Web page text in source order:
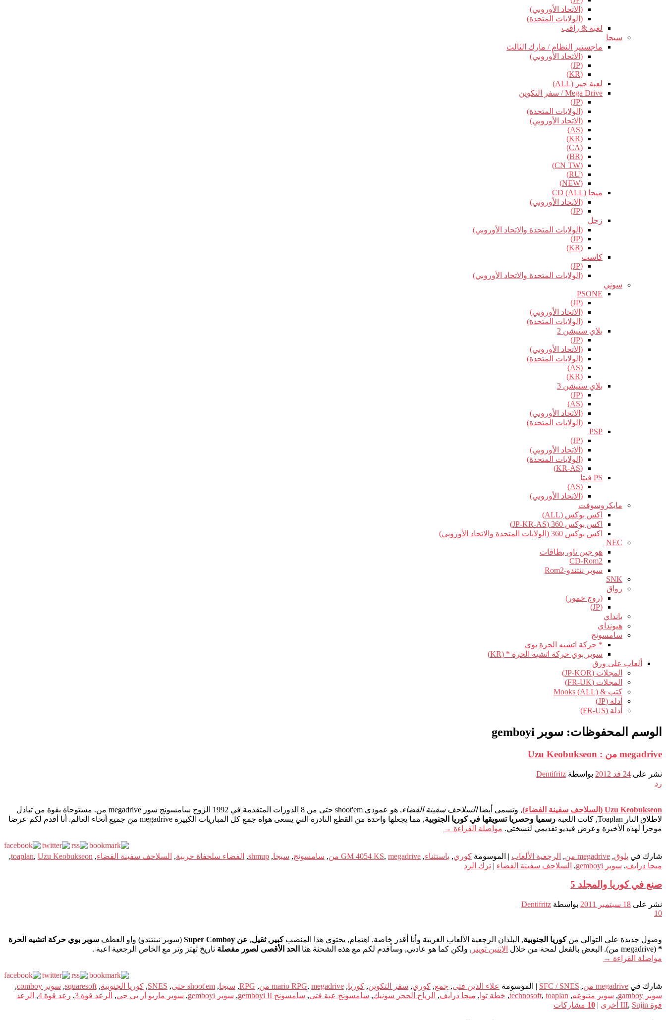
(الاتحاد الأوروبي)
(الولايات المتحدة)
لعبة & راقب
سيجا
ماجستير النظام / مارك الثالث
(الاتحاد الأوروبي)
(JP)
(KR)
لعبة جير (ALL)
Mega Drive / سفر التكوين
(JP)
(الولايات المتحدة)
(الاتحاد الأوروبي)
(AS)
(KR)
(CA)
(BR)
(CN TW)
(RU)
(NEW)
ميجا CD (ALL)
(الاتحاد الأوروبي)
(JP)
زحل
(الولايات المتحدة والاتحاد الأوروبي)
(JP)
(KR)
كاست
(JP)
(الولايات المتحدة والاتحاد الأوروبي)
سوني
PSONE
(JP)
(الاتحاد الأوروبي)
(الولايات المتحدة)
بلاي ستيشن 2
(JP)
(الاتحاد الأوروبي)
(الولايات المتحدة)
(AS)
(KR)
بلاي ستيشن 3
(JP)
(AS)
(الاتحاد الأوروبي)
(الولايات المتحدة)
PSP
(JP)
(الاتحاد الأوروبي)
(الولايات المتحدة)
(KR-AS)
PS فيتا
(AS)
(الاتحاد الأوروبي)
مايكروسوفت
اكس بوكس (ALL)
اكس بوكس 360 (JP-KR-AS)
اكس بوكس 360 (الولايات المتحدة والاتحاد الأوروبي)
NEC
هو جين تاو، بطاقات
CD-Rom2
سوبر ننتندو-Rom2
SNK
رواق
(روج خمور)
(JP)
بانداي
هيونداي
سامسونج
* حركة اتشيه الحرة بوي
سوبر بوي حركة اتشيه الحرة * (KR)
ألعاب على ورق
المجلات (JP-KOR)
المجلات (FR-UK)
كتب & Mooks (ALL)
أدلة (JP)
أدلة (FR-US)
الوسم المحفوظات: سوبر gemboyi
megadrive من : Uzu Keobukseon
نشر على 24 قد 2012 بواسطة Dentifritz
رد
Uzu Keobukseon (السلاحف سفينة الفضاء) , وتسمى أيضاالسلاحف سفينة الفضاء
, هو عمودي shoot'em حتى من 8 الدورات المتقدمة في 1992 الزوج سامسونج سور megadrive من. مستوحاة بقوة من تبادل
لاطلاق النار Toaplan, كانت اللعبة
رسميا وحصريا تسويقها في كوريا الجنوبية
, مما يجعلها واحدة من القطع النادرة التي يسعى هواة جمع كل المباريات الكبيرة megadrive من جميع أنحاء العالم. أنا أقدم لكم عرضا
موجزا لهذه الأخيرة وعرض فيديو تقديمي لنسختي. مواصلة القراءة →
شارك في بلوق, megadrive من , الرجعية الألعاب | الموسومة كوري, باستثناء,
GM 4054 KS, megadrive من , سامسونج, سيجا,
shmup
, الفضاء سلحفاة حربية, السلاحف سفينة الفضاء,
toaplan, Uzu Keobukseon
,
ميجا درايف, سوبر gemboyi , السلاحف سفينة الفضاء | ترك الرد
صنع في كوريا والمجلد 5
نشر على 18 سبتمبر 2011 بواسطة Dentifritz
10
وصول جديدة على التوالى منكوريا الجنوبية, البلدان الرجعية الألعاب الغريبة وأنا أقدر خاصة. اهتمام, يحتوي هذا المنصبكبير, ثقيل, عن Super Comboy (سوبر نينتندو) واو العطف سوبر بوي حركة اتشيه الحرة
* (megadrive من). البعض بالفعل لمحة من خلال الإثنين تويتر , ولكن كما هو عادتي, وسأقدم لكم مع هذه الشحنة هنا الحد الأقصى لصور مفصلة تاريخ تهتز وتر مع الخاص الرجعية اعبة .
مواصلة القراءة →
شارك في megadrive من ,
SFC / SNES
| الموسومة علاء الدين فتى, جمع, كوري, سفر التكوين, كوريا,
mario RPG, megadrive من ,
RPG
, سيجا, shoot'em حتى ,
SNES
, كوريا الجنوبية,
squaresoft
, سوبر comboy
,
سوبر gamboy
, سوبر متنوعه,
technosoft, toaplan
, خطة توا , ميجا درايف, الرياح الحجر سونيك, سامسونج عبة فتى, سامسونج gemboyi II , سوبر gemboyi , سوبر ماريو آر بي جي, الرعد قوة 3 , رعد قوة 4 , الرعد
قوة III
, Sujin أخرى |
10 مشاركات